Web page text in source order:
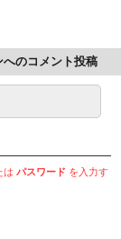
へのコメント投稿
はパスワード を入力す